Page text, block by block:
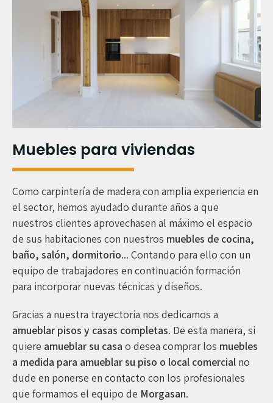
Muebles para viviendas
Como carpintería de madera con amplia experiencia en
el sector, hemos ayudado durante años a que
nuestros clientes aprovechasen al máximo el espacio
de sus habitaciones con nuestros muebles de cocina,
baño, salón, dormitorio... Contando para ello con un
equipo de trabajadores en continuación formación
para incorporar nuevas técnicas y diseños.
Gracias a nuestra trayectoria nos dedicamos a
amueblar pisos y casas completas. De esta manera, si
quiere amueblar su casa o desea comprar los muebles
a medida para amueblar su piso o local comercial no
dude en ponerse en contacto con los profesionales
que formamos el equipo de Morgasan.